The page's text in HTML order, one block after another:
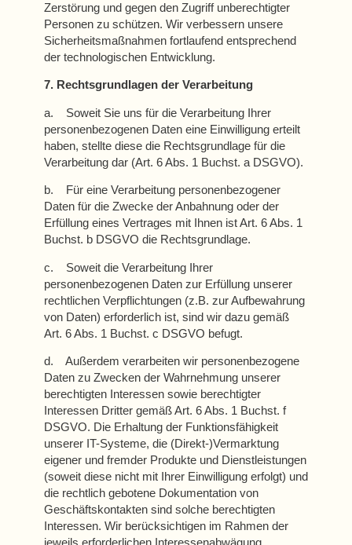
Zerstörung und gegen den Zugriff unberechtigter
Personen zu schützen. Wir verbessern unsere
Sicherheitsmaßnahmen fortlaufend entsprechend
der technologischen Entwicklung.
7. Rechtsgrundlagen der Verarbeitung
a. Soweit Sie uns für die Verarbeitung Ihrer
personenbezogenen Daten eine Einwilligung erteilt
haben, stellte diese die Rechtsgrundlage für die
Verarbeitung dar (Art. 6 Abs. 1 Buchst. a DSGVO).
b. Für eine Verarbeitung personenbezogener
Daten für die Zwecke der Anbahnung oder der
Erfüllung eines Vertrages mit Ihnen ist Art. 6 Abs. 1
Buchst. b DSGVO die Rechtsgrundlage.
c. Soweit die Verarbeitung Ihrer
personenbezogenen Daten zur Erfüllung unserer
rechtlichen Verpflichtungen (z.B. zur Aufbewahrung
von Daten) erforderlich ist, sind wir dazu gemäß
Art. 6 Abs. 1 Buchst. c DSGVO befugt.
d. Außerdem verarbeiten wir personenbezogene
Daten zu Zwecken der Wahrnehmung unserer
berechtigten Interessen sowie berechtigter
Interessen Dritter gemäß Art. 6 Abs. 1 Buchst. f
DSGVO. Die Erhaltung der Funktionsfähigkeit
unserer IT-Systeme, die (Direkt-)Vermarktung
eigener und fremder Produkte und Dienstleistungen
(soweit diese nicht mit Ihrer Einwilligung erfolgt) und
die rechtlich gebotene Dokumentation von
Geschäftskontakten sind solche berechtigten
Interessen. Wir berücksichtigen im Rahmen der